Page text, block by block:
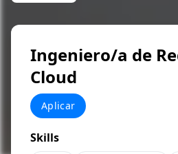
Ingeniero/a de
Cloud
Aplicar
Skills